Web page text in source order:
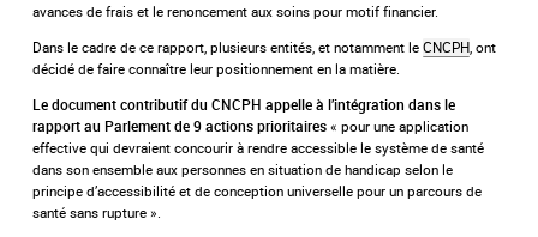
avances de frais et le renoncement aux soins pour motif financier.
Dans le cadre de ce rapport, plusieurs entités, et notamment le CNCPH , ont
décidé de faire connaître leur positionnement en la matière.
Le document contributif du CNCPH appelle à l’intégration dans le
rapport au Parlement de 9 actions prioritaires « pour une application
effective qui devraient concourir à rendre accessible le système de santé
dans son ensemble aux personnes en situation de handicap selon le
principe d’accessibilité et de conception universelle pour un parcours de
santé sans rupture ».